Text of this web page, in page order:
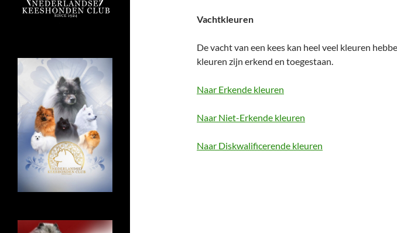
Vachtkleuren
De vacht van een kees kan heel veel kleuren
kleuren zijn erkend en toegestaan.
Naar Erkende kleuren
Naar Niet-Erkende kleuren
Naar Diskwalificerende kleuren